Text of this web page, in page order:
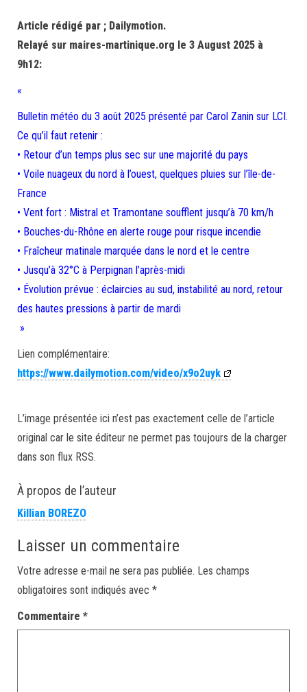
Article rédigé par ; Dailymotion.
Relayé sur maires-martinique.org le 3 August 2025 à
9h12:
«
Bulletin météo du 3 août 2025 présenté par Carol Zanin sur LCI.
Ce qu’il faut retenir :
• Retour d’un temps plus sec sur une majorité du pays
• Voile nuageux du nord à l’ouest, quelques pluies sur l’île-de-
France
• Vent fort : Mistral et Tramontane soufflent jusqu’à 70 km/h
• Bouches-du-Rhône en alerte rouge pour risque incendie
• Fraîcheur matinale marquée dans le nord et le centre
• Jusqu’à 32°C à Perpignan l’après-midi
• Évolution prévue : éclaircies au sud, instabilité au nord, retour
des hautes pressions à partir de mardi
»
Lien complémentaire:
https://www.dailymotion.com/video/x9o2uyk
L’image présentée ici n’est pas exactement celle de l’article
original car le site éditeur ne permet pas toujours de la charger
dans son flux RSS.
À propos de l’auteur
Killian BOREZO
Laisser un commentaire
Votre adresse e-mail ne sera pas publiée. Les champs
obligatoires sont indiqués avec *
Commentaire *